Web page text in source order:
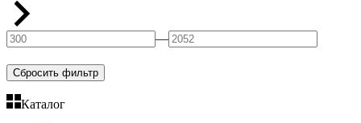
—
Сбросить фильтр
Каталог